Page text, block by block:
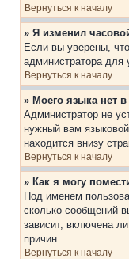
Вернуться к началу
» Я изменил
Если вы уверены,
администратора для
Вернуться к началу
» Моего языка нет в
Администратор не
нужный вам
находится внизу
Вернуться к началу
» Как я могу
Под именем
сколько сообщений
зависит, включена
причин.
Вернуться к началу